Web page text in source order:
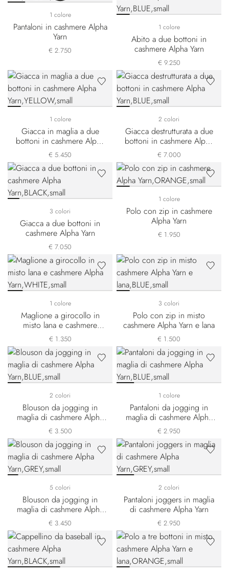
1 colore
Pantaloni in cashmere Alpha
Yarn
€ 2.750
1 colore
Abito a due bottoni in
cashmere Alpha Yarn
€ 9.250
1 colore
Giacca in maglia a due
bottoni in cashmere Alpha
Yarn
€ 5.450
2 colori
Giacca destrutturata a due
bottoni in cashmere Alpha
Yarn
€ 7.000
3 colori
Giacca a due bottoni in
cashmere Alpha Yarn
€ 7.050
1 colore
Polo con zip in cashmere
Alpha Yarn
€ 1.950
1 colore
Maglione a girocollo in
misto lana e cashmere
Alpha Yarn
€ 1.350
3 colori
Polo con zip in misto
cashmere Alpha Yarn e lana
€ 1.500
2 colori
Blouson da jogging in
maglia di cashmere Alpha
Yarn
€ 3.500
1 colore
Pantaloni da jogging in
maglia di cashmere Alpha
Yarn
€ 2.950
5 colori
Blouson da jogging in
maglia di cashmere Alpha
Yarn
€ 3.450
2 colori
Pantaloni joggers in maglia
di cashmere Alpha Yarn
€ 2.950